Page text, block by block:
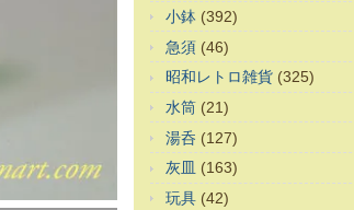
小鉢 (392)
急須 (46)
昭和レトロ雑貨 (325)
水筒 (21)
湯呑 (127)
灰皿 (163)
玩具 (42)